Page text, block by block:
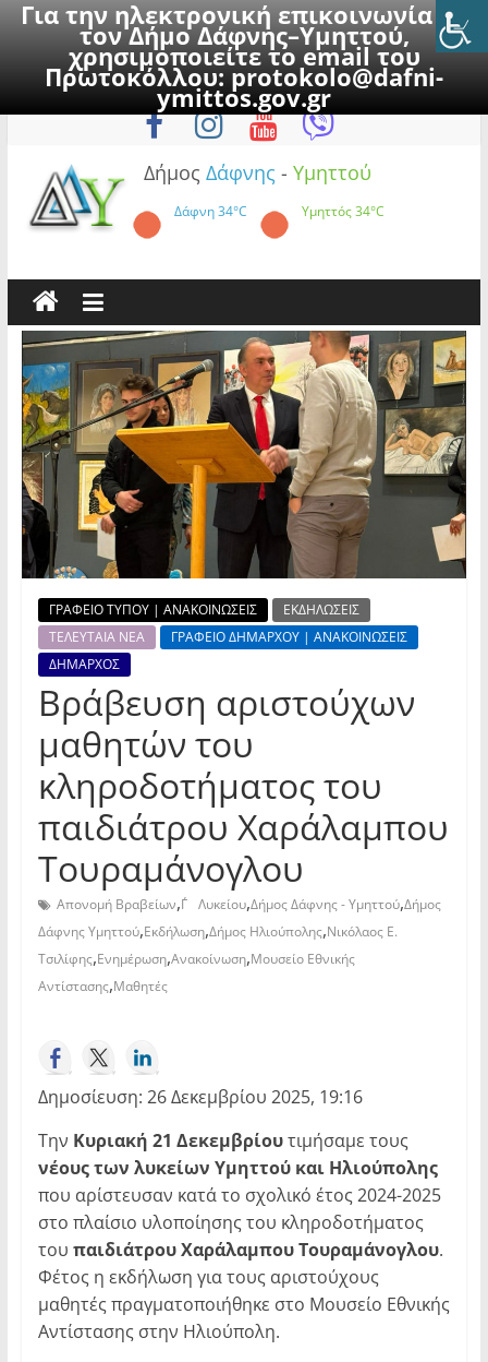
Για την ηλεκτρονική επικοινωνία με
τον Δήμο Δάφνης–Υμηττού,
χρησιμοποιείτε το email του
Πρωτοκόλλου:protokolo@dafni-
ymittos.gov.gr
to
Παρασκευή, 7 Αυγούστου 2026
Δήμος Δάφνης - Υμηττού
Δάφνη34°C Υμηττός34°C
ΓΡΑΦΕΙΟ ΤΥΠΟΥ | ΑΝΑΚΟΙΝΩΣΕΙΣ
ΕΚΔΗΛΩΣΕΙΣ
ΤΕΛΕΥΤΑΙΑ ΝΕΑ
ΓΡΑΦΕΙΟ ΔΗΜΑΡΧΟΥ | ΑΝΑΚΟΙΝΩΣΕΙΣ
ΔΗΜΑΡΧΟΣ
Βράβευση αριστούχων
μαθητών του
κληροδοτήματος του
παιδιάτρου Χαράλαμπου
Τουραμάνογλου
Απονομή Βραβείων,Γ΄ Λυκείου,Δήμος Δάφνης - Υμηττού,Δήμος
Δάφνης Υμηττού,Εκδήλωση,Δήμος Ηλιούπολης,Νικόλαος Ε.
Τσιλίφης,Ενημέρωση,Ανακοίνωση,Μουσείο Εθνικής
Αντίστασης,Μαθητές
Δημοσίευση: 26 Δεκεμβρίου 2025, 19:16
Την Κυριακή 21 Δεκεμβρίουτιμήσαμε τους
νέους των λυκείων Υμηττού και Ηλιούπολης
που αρίστευσαν κατά το σχολικό έτος 2024-2025
στο πλαίσιο υλοποίησης του κληροδοτήματος
του παιδιάτρου Χαράλαμπου Τουραμάνογλου.
Φέτος η εκδήλωση για τους αριστούχους
μαθητές πραγματοποιήθηκε στο Μουσείο Εθνικής
Αντίστασης στην Ηλιούπολη.